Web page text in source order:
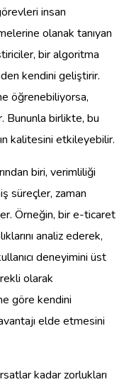
insan
olanak tanıyan
bir algoritma
kendini geliştirir.
öğrenebiliyorsa,
Bununla birlikte, bu
kalitesini etkileyebilir.
biri, verimliliği
süreçler, zaman
Örneğin, bir e-ticaret
analiz ederek,
deneyimini üst
olarak
göre kendini
elde etmesini
kadar zorlukları